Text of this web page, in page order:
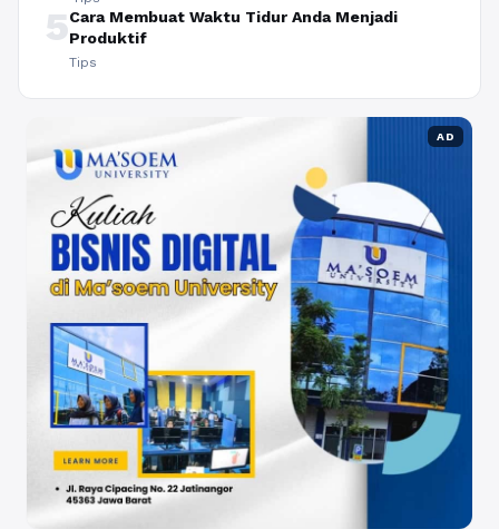
5Cara Membuat Waktu Tidur Anda Menjadi
Produktif
Tips
AD